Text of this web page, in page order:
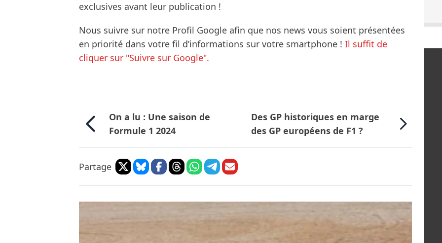
exclusives avant leur publication !
Nous suivre sur notre Profil Google afin que nos news vous soient présentées
en priorité dans votre fil d’informations sur votre smartphone ! Il suffit de
cliquer sur "Suivre sur Google".
On a lu : Une saison de
Formule 1 2024
Des GP historiques en marge
des GP européens de F1 ?
Partage